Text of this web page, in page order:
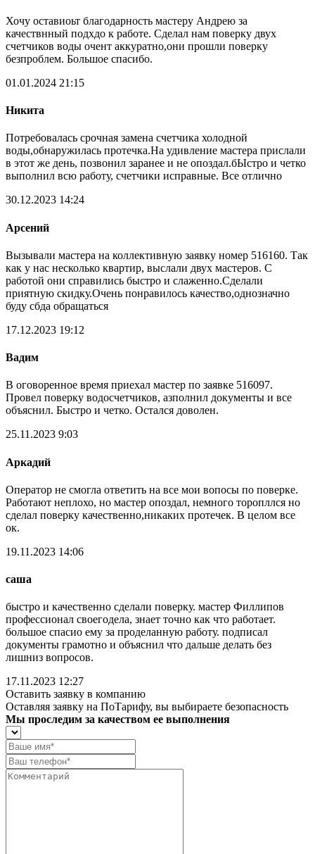
Хочу оставиоьт благодарность мастеру Андрею за
качествнный подхдо к работе. Сделал нам поверку двух
счетчиков воды очент аккуратно,они прошли поверку
безпроблем. Большое спасибо.
01.01.2024 21:15
Никита
Потребовалась срочная замена счетчика холодной
воды,обнаружилась протечка.На удивление мастера прислали
в этот же день, позвонил заранее и не опоздал.бЫстро и четко
выполнил всю работу, счетчики исправные. Все отлично
30.12.2023 14:24
Арсений
Вызывали мастера на коллективную заявку номер 516160. Так
как у нас несколько квартир, выслали двух мастеров. С
работой они справились быстро и слаженно.Сделали
приятную скидку.Очень понравилось качество,однозначно
буду сбда обращаться
17.12.2023 19:12
Вадим
В оговоренное время приехал мастер по заявке 516097.
Провел поверку водосчетчиков, азполнил документы и все
объяснил. Быстро и четко. Остался доволен.
25.11.2023 9:03
Аркадий
Оператор не смогла ответить на все мои вопосы по поверке.
Работают неплохо, но мастер опоздал, немного торопллся но
сделал поверку качественно,никаких протечек. В целом все
ок.
19.11.2023 14:06
саша
быстро и качественно сделали поверку. мастер Филлипов
профессионал своегодела, знает точно как что работает.
большое спасио ему за проделанную работу. подписал
документы грамотно и объяснил что дальше делать без
лишниз вопросов.
17.11.2023 12:27
Оставить заявку в компанию
Оставляя заявку на ПоТарифу, вы выбираете безопасность
Мы проследим за качеством ее выполнения